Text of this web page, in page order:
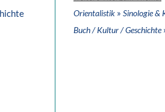
Orientalistik » Sinologie &
Buch / Kultur / Geschichte